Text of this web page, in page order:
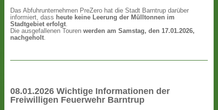
Das Abfuhrunternehmen PreZero hat die Stadt Barntrup darüber
informiert, dass heute keine Leerung der Mülltonnen im
Stadtgebiet erfolgt.
Die ausgefallenen Tourenwerden am Samstag, den 17.01.2026,
nachgeholt.
08.01.2026 Wichtige Informationen der
Freiwilligen Feuerwehr Barntrup